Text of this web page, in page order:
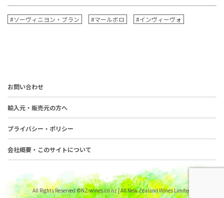
#ソーヴィニヨン・ブラン #マールボロ #インヴィーヴォ
お問い合わせ
輸入元・販売元の方へ
プライバシー・ポリシー
会社概要・このサイトについて
All Rights Reserved ©NZ-wines.co.nz | All New Zealand Wines Limited